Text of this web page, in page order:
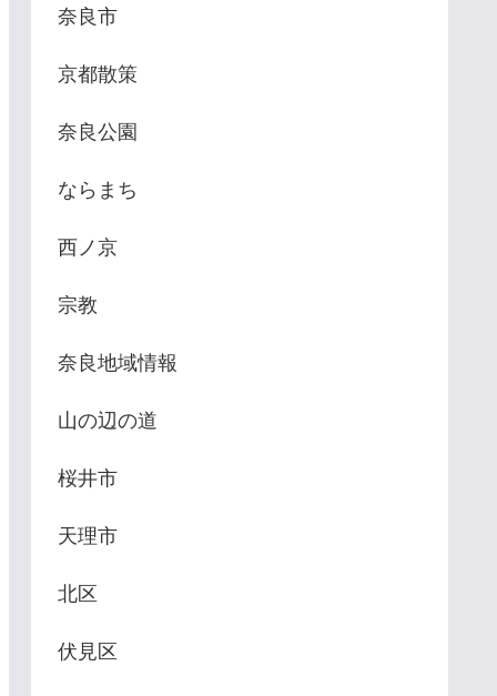
奈良市
京都散策
奈良公園
ならまち
西ノ京
宗教
奈良地域情報
山の辺の道
桜井市
天理市
北区
伏見区